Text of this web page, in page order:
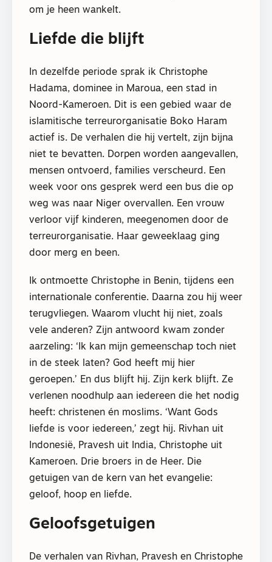
om je heen wankelt.
Liefde die blijft
In dezelfde periode sprak ik Christophe
Hadama, dominee in Maroua, een stad in
Noord-Kameroen. Dit is een gebied waar de
islamitische terreurorganisatie Boko Haram
actief is. De verhalen die hij vertelt, zijn bijna
niet te bevatten. Dorpen worden aangevallen,
mensen ontvoerd, families verscheurd. Een
week voor ons gesprek werd een bus die op
weg was naar Niger overvallen. Een vrouw
verloor vijf kinderen, meegenomen door de
terreurorganisatie. Haar geweeklaag ging
door merg en been.
Ik ontmoette Christophe in Benin, tijdens een
internationale conferentie. Daarna zou hij weer
terugvliegen. Waarom vlucht hij niet, zoals
vele anderen? Zijn antwoord kwam zonder
aarzeling: ‘Ik kan mijn gemeenschap toch niet
in de steek laten? God heeft mij hier
geroepen.’ En dus blijft hij. Zijn kerk blijft. Ze
verlenen noodhulp aan iedereen die het nodig
heeft: christenen én moslims. ‘Want Gods
liefde is voor iedereen,’ zegt hij. Rivhan uit
Indonesië, Pravesh uit India, Christophe uit
Kameroen. Drie broers in de Heer. Die
getuigen van de kern van het evangelie:
geloof, hoop en liefde.
Geloofsgetuigen
De verhalen van Rivhan, Pravesh en Christophe